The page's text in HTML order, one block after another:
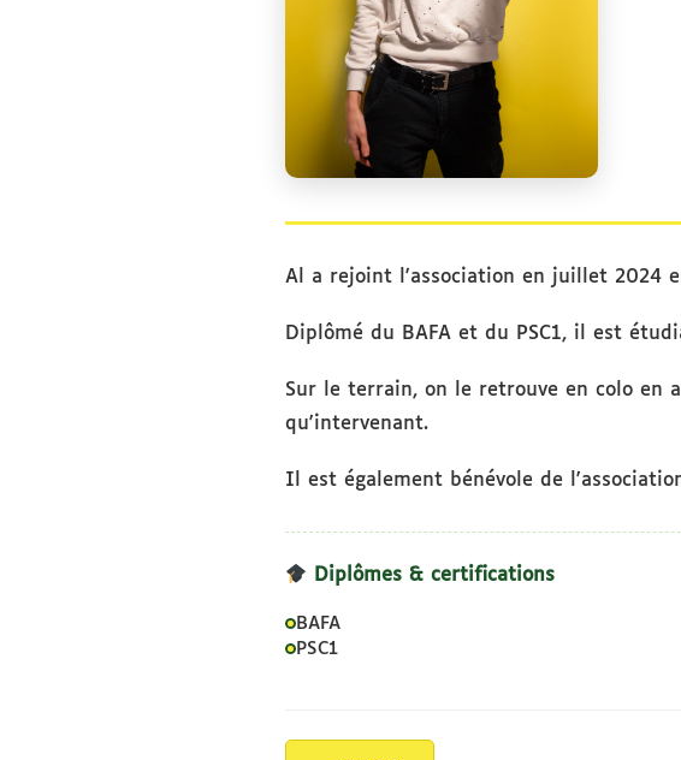
Al a rejoint l'association en juillet 2024
Diplômé du BAFA et du PSC1, il est
Sur le terrain, on le retrouve en colo en
qu'intervenant.
Il est également bénévole de
Diplômes & certifications
BAFA
PSC1